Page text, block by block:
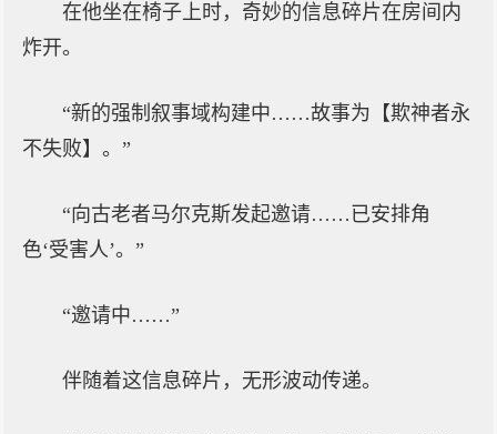
在他坐在椅子上时，奇妙的信息碎片在房间内
炸开。
“新的强制叙事域构建中……故事为【欺神者永
不失败】。”
“向古老者马尔克斯发起邀请……已安排角
色‘受害人’。”
“邀请中……”
伴随着这信息碎片，无形波动传递。